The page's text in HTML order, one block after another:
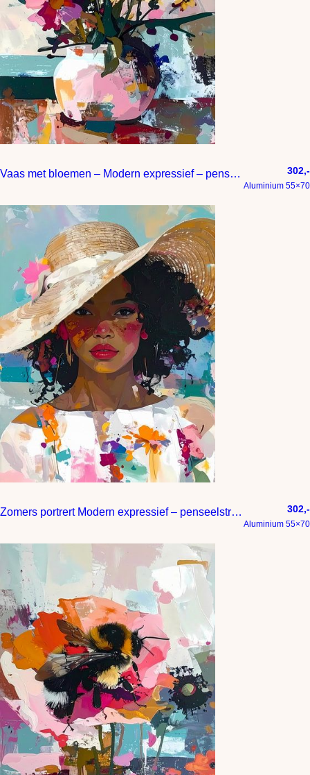
Vaas met bloemen – Modern expressief – penseelstreken en abstracte kleurige vlakken 302,-
Aluminium 55×70
Zomers portrert Modern expressief – penseelstreken en abstracte kleurige vlakken 302,-
Aluminium 55×70